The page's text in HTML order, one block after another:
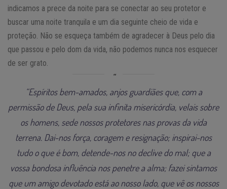
indicamos a prece da noite para se conectar ao seu protetor e
buscar uma noite tranquila e um dia seguinte cheio de vida e
proteção. Não se esqueça também de agradecer à Deus pelo dia
que passou e pelo dom da vida, não podemos nunca nos esquecer
de ser grato.
“Espíritos bem-amados, anjos guardiães que, com a
permissão de Deus, pela sua infinita misericórdia, velais sobre
os homens, sede nossos protetores nas provas da vida
terrena. Dai-nos força, coragem e resignação; inspirai-nos
tudo o que é bom, detende-nos no declive do mal; que a
vossa bondosa influência nos penetre a alma; fazei sintamos
que um amigo devotado está ao nosso lado, que vê os nossos